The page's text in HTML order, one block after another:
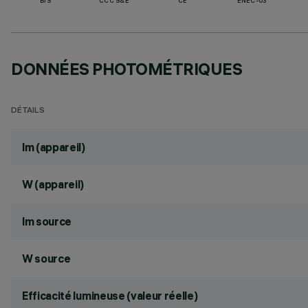
BIS CCC S&E CE ENEC-03
DONNÉES PHOTOMÉTRIQUES
DÉTAILS
lm (appareil)
W (appareil)
lm source
W source
Efficacité lumineuse (valeur réelle)